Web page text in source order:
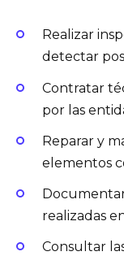
Realizar
detectar
Contratar
por las
Reparar y
elementos
realizadas
Consultar